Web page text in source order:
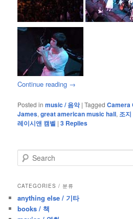
Continue reading →
Posted in music / 음악 |Tagged Camera
James,great american music hall, 조
레이시앤 캠벨 |3 Replies
e
r
h
CATEGORIES / 분류
anything else / 기타
books / 책